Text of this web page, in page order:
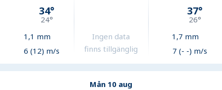
34°
24°
1,1 mm
6 (12) m/s
Ingen data
finns tillgänglig
37°
26°
1,7 mm
7 (- -) m/s
Mån 10 aug